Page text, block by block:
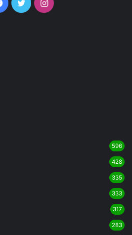
Facebook
TwitterInstagram
596
428
335
333
317
283